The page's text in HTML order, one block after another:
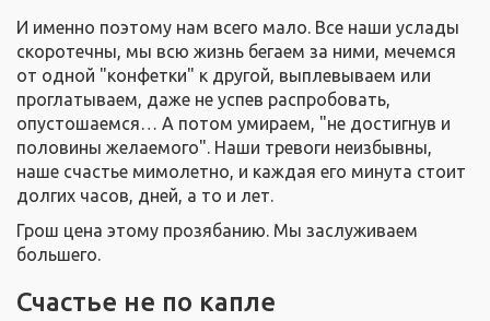
И именно поэтому нам всего мало. Все наши услады
скоротечны, мы всю жизнь бегаем за ними, мечемся
от одной "конфетки" к другой, выплевываем или
проглатываем, даже не успев распробовать,
опустошаемся… А потом умираем, "не достигнув и
половины желаемого". Наши тревоги неизбывны,
наше счастье мимолетно, и каждая его минута стоит
долгих часов, дней, а то и лет.
Грош цена этому прозябанию. Мы заслуживаем
большего.
Счастье не по капле